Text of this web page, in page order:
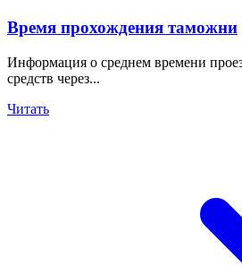
Время прохождения таможни
Информация о среднем времени
средств через...
Читать